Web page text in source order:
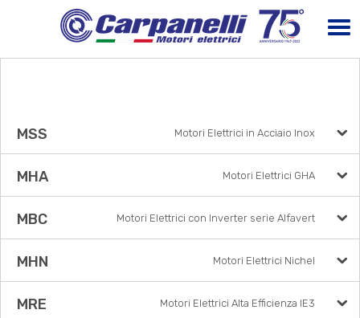
MSS Motori Elettrici in Acciaio Inox
MHA Motori Elettrici GHA
MBC Motori Elettrici con Inverter serie Alfavert
MHN Motori Elettrici Nichel
MRE Motori Elettrici Alta Efficienza IE3